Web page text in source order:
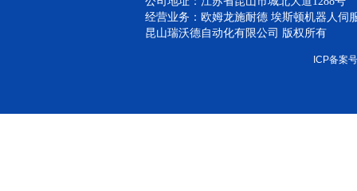
经营业务：欧姆龙施耐德 埃斯顿机器人伺
昆山瑞沃德自动化有限公司 版权所有
ICP备案